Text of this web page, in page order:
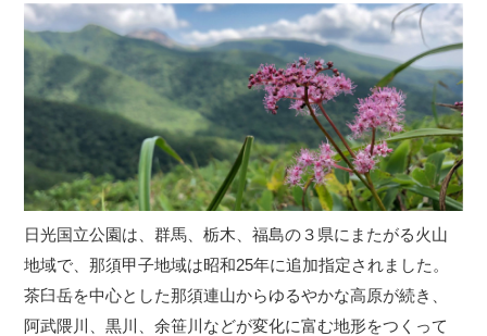
日光国立公園は、群馬、栃木、福島の３県にまたがる火山
地域で、那須甲子地域は昭和25年に追加指定されました。
茶臼岳を中心とした那須連山からゆるやかな高原が続き、
阿武隈川、黒川、余笹川などが変化に富む地形をつくって